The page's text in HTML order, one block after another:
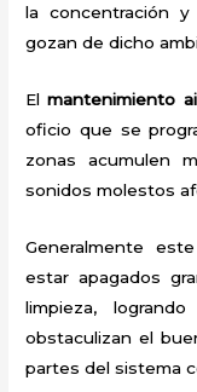
la concentración
gozan de dicho
Elmantenimiento
oficio que se
zonas acumulen
sonidos molestos
Generalmente
estar apagados
limpieza,
obstaculizan el
partes del sistema